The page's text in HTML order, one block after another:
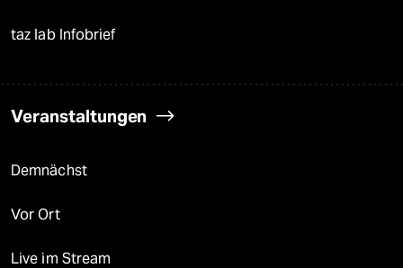
taz lab Infobrief
Veranstaltungen
Demnächst
Vor Ort
Live im Stream